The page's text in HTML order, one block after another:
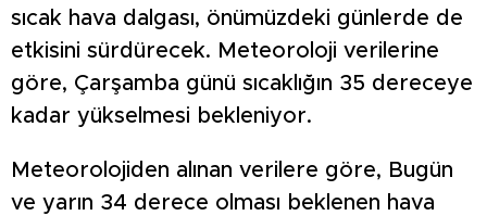
sıcak hava dalgası, önümüzdeki günlerde de
etkisini sürdürecek. Meteoroloji verilerine
göre, Çarşamba günü sıcaklığın 35 dereceye
kadar yükselmesi bekleniyor.
Meteorolojiden alınan verilere göre, Bugün
ve yarın 34 derece olması beklenen hava